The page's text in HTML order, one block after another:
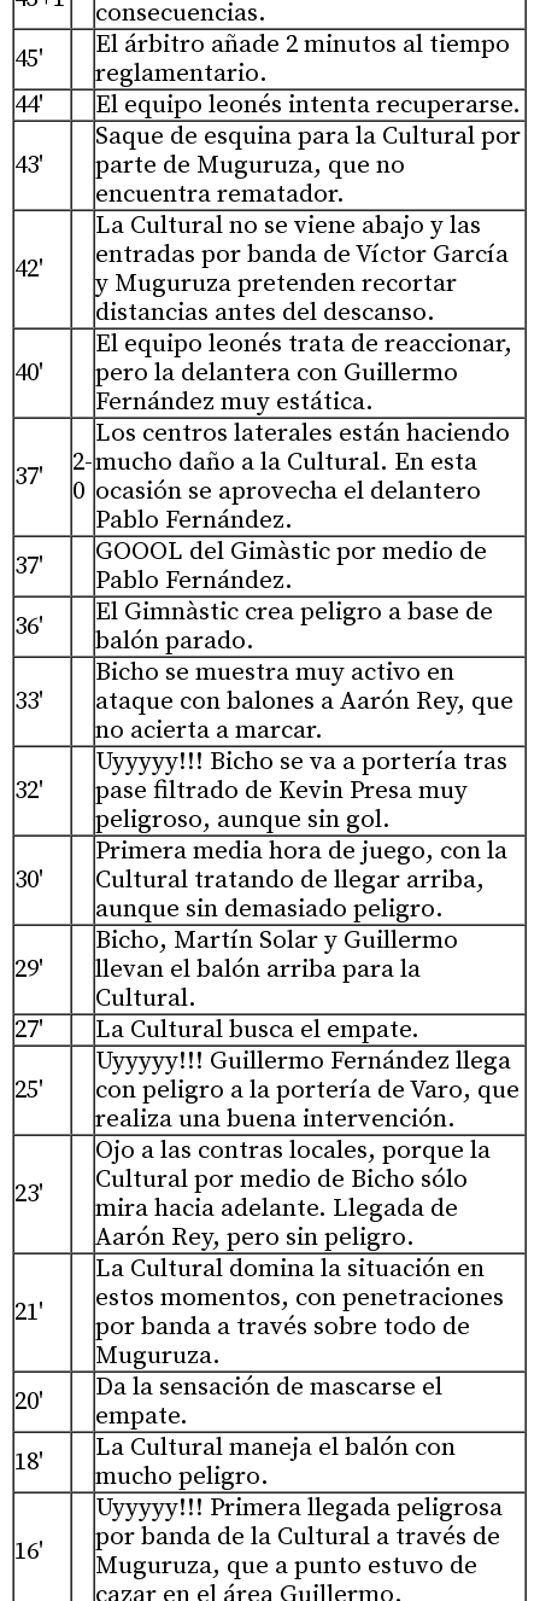
consecuencias.
45'
El árbitro añade 2 minutos al tiempo
reglamentario.
44'
El equipo leonés intenta recuperarse.
43'
Saque de esquina para la Cultural por
parte de Muguruza, que no
encuentra rematador.
42'
La Cultural no se viene abajo y las
entradas por banda de Víctor García
y Muguruza pretenden recortar
distancias antes del descanso.
40'
El equipo leonés trata de reaccionar,
pero la delantera con Guillermo
Fernández muy estática.
37'
2-
0
Los centros laterales están haciendo
mucho daño a la Cultural. En esta
ocasión se aprovecha el delantero
Pablo Fernández.
37'
GOOOL del Gimàstic por medio de
Pablo Fernández.
36'
El Gimnàstic crea peligro a base de
balón parado.
33'
Bicho se muestra muy activo en
ataque con balones a Aarón Rey, que
no acierta a marcar.
32'
Uyyyyy!!! Bicho se va a portería tras
pase filtrado de Kevin Presa muy
peligroso, aunque sin gol.
30'
Primera media hora de juego, con la
Cultural tratando de llegar arriba,
aunque sin demasiado peligro.
29'
Bicho, Martín Solar y Guillermo
llevan el balón arriba para la
Cultural.
27'
La Cultural busca el empate.
25'
Uyyyyy!!! Guillermo Fernández llega
con peligro a la portería de Varo, que
realiza una buena intervención.
23'
Ojo a las contras locales, porque la
Cultural por medio de Bicho sólo
mira hacia adelante. Llegada de
Aarón Rey, pero sin peligro.
21'
La Cultural domina la situación en
estos momentos, con penetraciones
por banda a través sobre todo de
Muguruza.
20'
Da la sensación de mascarse el
empate.
18'
La Cultural maneja el balón con
mucho peligro.
16'
Uyyyyy!!! Primera llegada peligrosa
por banda de la Cultural a través de
Muguruza, que a punto estuvo de